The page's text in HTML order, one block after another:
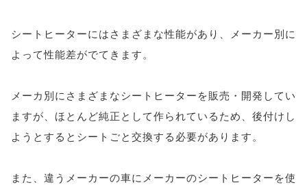
シートヒーターにはさまざまな性能があり、メーカー別に
よって性能差がでてきます。
メーカ別にさまざまなシートヒーターを販売・開発してい
ますが、ほとんど純正として作られているため、後付けし
ようとするとシートごと交換する必要があります。
また、違うメーカーの車にメーカーのシートヒーターを使